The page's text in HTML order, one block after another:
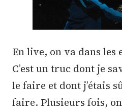
En live, on va dans les
C’est un truc dont je
le faire et dont j’étais
faire. Plusieurs fois,